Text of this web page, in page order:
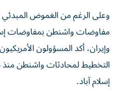
وعلى الرغم من الغموض
مفاوضات واشنطن بمفاوضات
وإيران، أكد المسؤولون
التخطيط لمحادثات واشنطن
إسلام آباد.